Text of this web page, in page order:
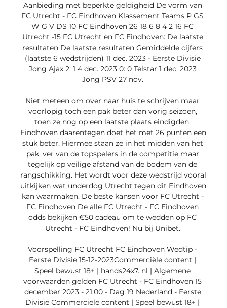
Aanbieding met beperkte geldigheid De vorm van
FC Utrecht - FC Eindhoven Klassement Teams P GS
W G V DS 10 FC Eindhoven 26 18 6 8 4 2 16 FC
Utrecht -15 FC Utrecht en FC Eindhoven: De laatste
resultaten De laatste resultaten Gemiddelde cijfers
(laatste 6 wedstrijden) 11 dec. 2023 - Eerste Divisie
Jong Ajax 2: 1 4 dec. 2023 0: 0 Telstar 1 dec. 2023
Jong PSV 27 nov.
Niet meteen om over naar huis te schrijven maar
voorlopig toch een pak beter dan vorig seizoen,
toen ze nog op een laatste plaats eindigden.
Eindhoven daarentegen doet het met 26 punten een
stuk beter. Hiermee staan ze in het midden van het
pak, ver van de topspelers in de competitie maar
tegelijk op veilige afstand van de bodem van de
rangschikking. Het wordt voor deze wedstrijd vooral
uitkijken wat underdog Utrecht tegen dit Eindhoven
kan waarmaken. De beste kansen voor FC Utrecht -
FC Eindhoven De alle FC Utrecht - FC Eindhoven
odds bekijken €50 cadeau om te wedden op FC
Utrecht - FC Eindhoven! Nu bij Unibet.
Voorspelling FC Utrecht FC Eindhoven Wedtip -
Eerste Divisie 15-12-2023Commerciële content |
Speel bewust 18+ | hands24x7. nl | Algemene
voorwaarden gelden FC Utrecht - FC Eindhoven 15
december 2023 - 21:00 - Dag 19 Nederland - Eerste
Divisie Commerciële content | Speel bewust 18+ |